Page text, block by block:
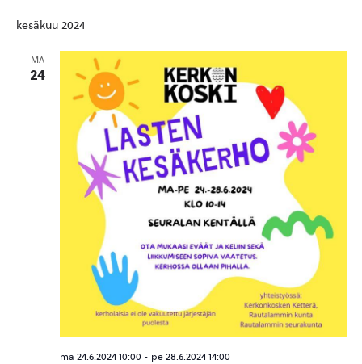
kesäkuu 2024
MA
24
ma 24.6.2024 10:00 - pe 28.6.2024 14:00